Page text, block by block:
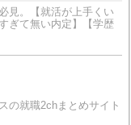
見。【就活が上手くい
ぎて無い内定】【学歴
の就職2chまとめサイト